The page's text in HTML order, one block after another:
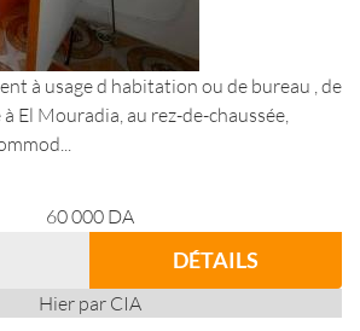
à usage d habitation ou de bureau , de
El Mouradia, au rez-de-chaussée,
60 000 DA
DÉTAILS
Hier par CIA